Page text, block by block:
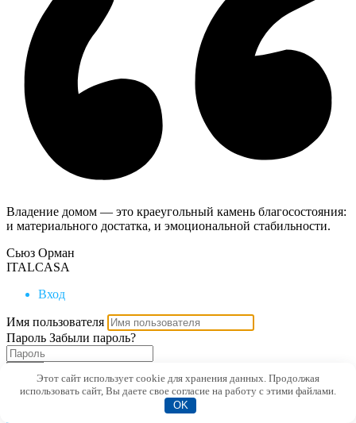
Владение домом — это краеугольный камень благосостояния:
и материального достатка, и эмоциональной стабильности.
Сьюз Орман
ITALCASA
Вход
Имя пользователя
Пароль Забыли пароль?
Этот сайт использует cookie для хранения данных. Продолжая
использовать сайт, Вы даете свое согласие на работу с этими файлами.
OK